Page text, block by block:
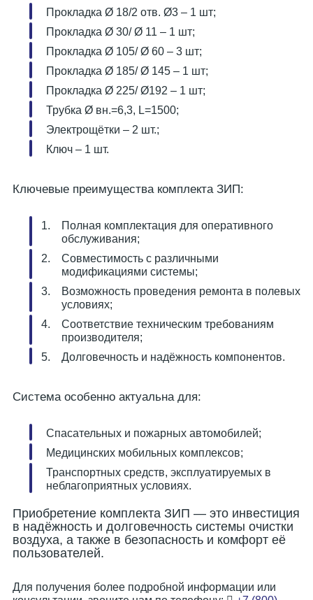
Прокладка Ø 18/2 отв. Ø3 – 1 шт;
Прокладка Ø 30/ Ø 11 – 1 шт;
Прокладка Ø 105/ Ø 60 – 3 шт;
Прокладка Ø 185/ Ø 145 – 1 шт;
Прокладка Ø 225/ Ø192 – 1 шт;
Трубка Ø вн.=6,3, L=1500;
Электрощётки – 2 шт.;
Ключ – 1 шт.
Ключевые преимущества комплекта ЗИП:
Полная комплектация для оперативного
обслуживания;
Совместимость с различными
модификациями системы;
Возможность проведения ремонта в полевых
условиях;
Соответствие техническим требованиям
производителя;
Долговечность и надёжность компонентов.
Система особенно актуальна для:
Спасательных и пожарных автомобилей;
Медицинских мобильных комплексов;
Транспортных средств, эксплуатируемых в
неблагоприятных условиях.
Приобретение комплекта ЗИП — это инвестиция
в надёжность и долговечность системы очистки
воздуха, а также в безопасность и комфорт её
пользователей.
Для получения более подробной информации или